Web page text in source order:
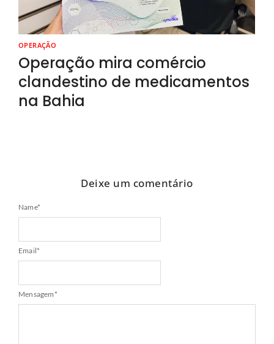
OPERAÇÃO
Operação mira comércio
clandestino de medicamentos
na Bahia
Deixe um comentário
Name*
Email*